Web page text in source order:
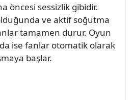
öncesi sessizlik gibidir.
ve aktif soğutma
tamamen durur. Oyun
ise fanlar otomatik olarak
başlar.